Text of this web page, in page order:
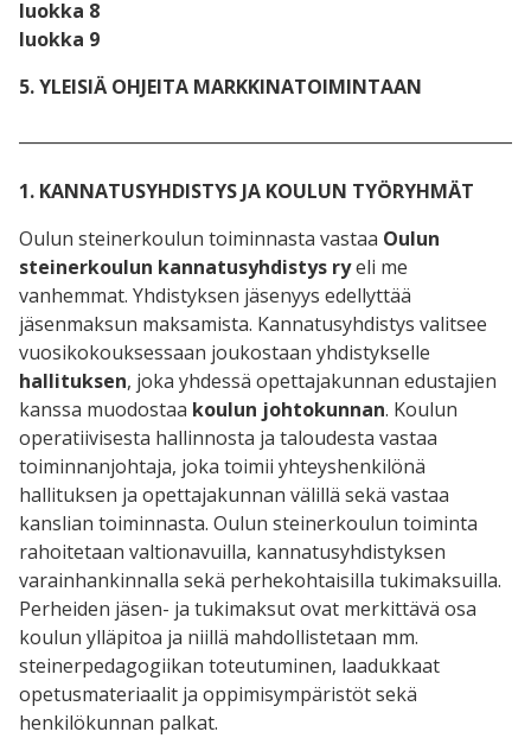
luokka 8
luokka 9
5. YLEISIÄ OHJEITA MARKKINATOIMINTAAN
1. KANNATUSYHDISTYS JA KOULUN TYÖRYHMÄT
Oulun steinerkoulun toiminnasta vastaa Oulun
steinerkoulun kannatusyhdistys ryeli me
vanhemmat. Yhdistyksen jäsenyys edellyttää
jäsenmaksun maksamista. Kannatusyhdistys valitsee
vuosikokouksessaan joukostaan yhdistykselle
hallituksen, joka yhdessä opettajakunnan edustajien
kanssa muodostaa koulun johtokunnan. Koulun
operatiivisesta hallinnosta ja taloudesta vastaa
toiminnanjohtaja, joka toimii yhteyshenkilönä
hallituksen ja opettajakunnan välillä sekä vastaa
kanslian toiminnasta. Oulun steinerkoulun toiminta
rahoitetaan valtionavuilla, kannatusyhdistyksen
varainhankinnalla sekä perhekohtaisilla tukimaksuilla.
Perheiden jäsen- ja tukimaksut ovat merkittävä osa
koulun ylläpitoa ja niillä mahdollistetaan mm.
steinerpedagogiikan toteutuminen, laadukkaat
opetusmateriaalit ja oppimisympäristöt sekä
henkilökunnan palkat.